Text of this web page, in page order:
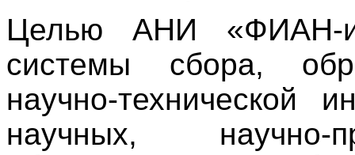
Целью АНИ «ФИАН-
системы сбора,
научно-технической
научных,